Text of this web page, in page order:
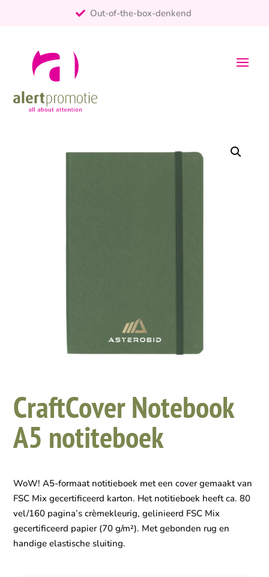
Out-of-the-box-denkend
CraftCover Notebook
A5 notiteboek
WoW! A5-formaat notitieboek met een cover gemaakt van
FSC Mix gecertificeerd karton. Het notitieboek heeft ca. 80
vel/160 pagina’s crèmekleurig, gelinieerd FSC Mix
gecertificeerd papier (70 g/m²). Met gebonden rug en
handige elastische sluiting.